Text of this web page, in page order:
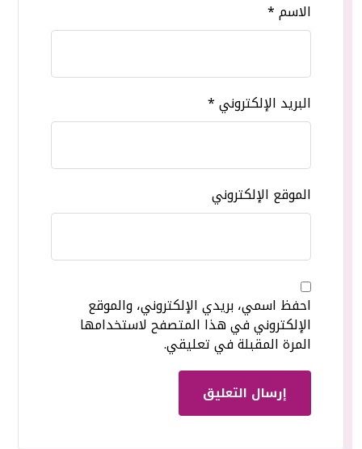
الاسم*
البريد الإلكتروني*
الموقع الإلكتروني
احفظ اسمي، بريدي الإلكتروني، والموقع
الإلكتروني في هذا المتصفح لاستخدامها
المرة المقبلة في تعليقي.
إرسال التعليق